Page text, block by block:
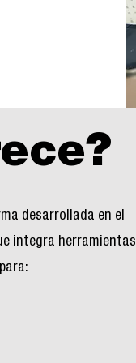
desarrollada en el
integra